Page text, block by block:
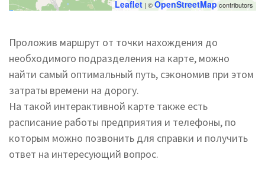
Leaflet | ©OpenStreetMap contributors
Проложив маршрут от точки нахождения до
необходимого подразделения на карте, можно
найти самый оптимальный путь, сэкономив при этом
затраты времени на дорогу.
На такой интерактивной карте также есть
расписание работы предприятия и телефоны, по
которым можно позвонить для справки и получить
ответ на интересующий вопрос.